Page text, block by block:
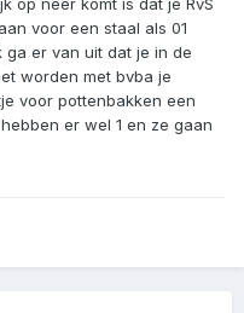
op neer komt is dat je RvS
voor een staal als 01
ga er van uit dat je in de
worden met bvba je
voor pottenbakken een
er wel 1 en ze gaan